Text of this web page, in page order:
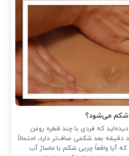
شکم می‌شود؟
دیده‌اید که فردی با چند قطره روغن
بعد شکمی صاف‌تر دارد، احتمالاً
آیا واقعاً چربی شکم با ماساژ آب